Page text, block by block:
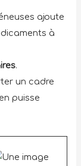
ajoute
à
.
un cadre
puisse